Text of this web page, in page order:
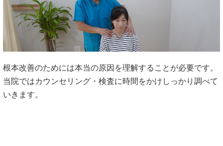
根本改善のためには本当の原因を理解することが必要です。
当院ではカウンセリング・検査に時間をかけしっかり調べて
いきます。